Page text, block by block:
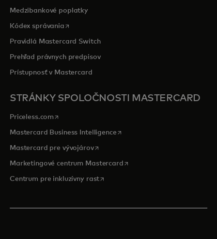
Medzibankové poplatky
Kódex správaniaopens in a new tab
Pravidlá Mastercard Switch
Prehľad právnych predpisov
Prístupnosť v Mastercard
STRÁNKY SPOLOČNOSTI MASTERCARD
Priceless.com opens in a new tab
Mastercard Business Intelligenceopens in a new tab
Mastercard pre vývojárovopens in a new tab
Marketingové centrum Mastercardopens in a new tab
Centrum pre inkluzívny rastopens in a new tab